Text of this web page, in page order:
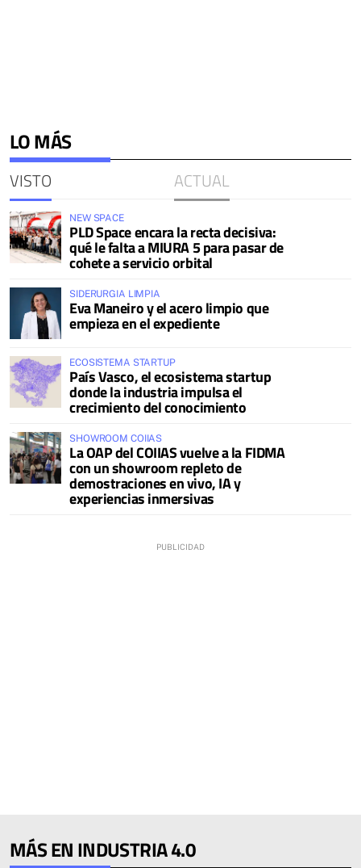
LO MÁS
VISTO ACTUAL
NEW SPACE
PLD Space encara la recta decisiva:
qué le falta a MIURA 5 para pasar de
cohete a servicio orbital
SIDERURGIA LIMPIA
Eva Maneiro y el acero limpio que
empieza en el expediente
ECOSISTEMA STARTUP
País Vasco, el ecosistema startup
donde la industria impulsa el
crecimiento del conocimiento
SHOWROOM COIIAS
La OAP del COIIAS vuelve a la FIDMA
con un showroom repleto de
demostraciones en vivo, IA y
experiencias inmersivas
MÁS EN INDUSTRIA 4.0